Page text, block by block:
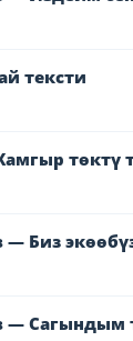
тексти
төктү
Биз
Сагындым